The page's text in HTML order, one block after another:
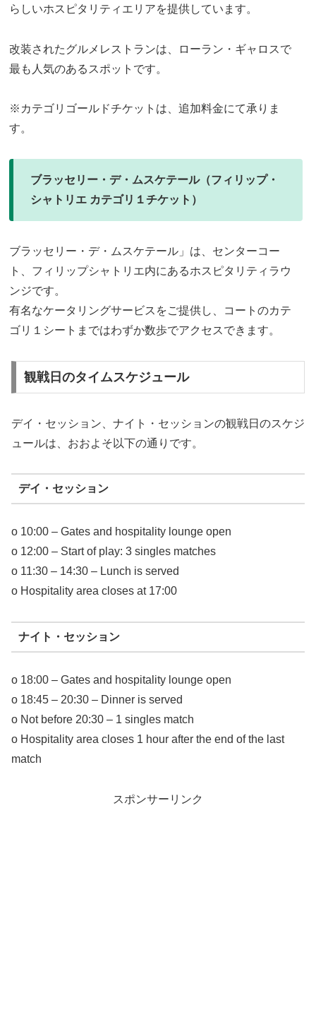
らしいホスピタリティエリアを提供しています。
改装されたグルメレストランは、ローラン・ギャロスで
最も人気のあるスポットです。
※カテゴリゴールドチケットは、追加料金にて承りま
す。
ブラッセリー・デ・ムスケテール（フィリップ・
シャトリエ カテゴリ１チケット）
ブラッセリー・デ・ムスケテール」は、センターコー
ト、フィリップシャトリエ内にあるホスピタリティラウ
ンジです。
有名なケータリングサービスをご提供し、コートのカテ
ゴリ１シートまではわずか数歩でアクセスできます。
観戦日のタイムスケジュール
デイ・セッション、ナイト・セッションの観戦日のスケジ
ュールは、おおよそ以下の通りです。
デイ・セッション
o 10:00 – Gates and hospitality lounge open
o 12:00 – Start of play: 3 singles matches
o 11:30 – 14:30 – Lunch is served
o Hospitality area closes at 17:00
ナイト・セッション
o 18:00 – Gates and hospitality lounge open
o 18:45 – 20:30 – Dinner is served
o Not before 20:30 – 1 singles match
o Hospitality area closes 1 hour after the end of the last
match
スポンサーリンク